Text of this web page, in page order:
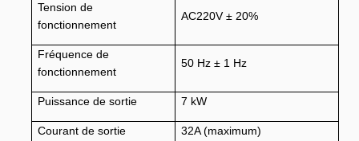
Tension de
fonctionnement
AC220V ± 20%
Fréquence de
fonctionnement
50 Hz ± 1 Hz
Puissance de sortie 7 kW
Courant de sortie 32A (maximum)